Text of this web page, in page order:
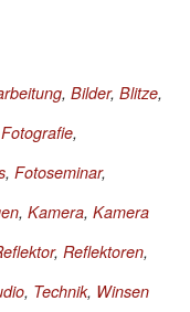
, Bilder, Blitze,
Fotografie,
, Fotoseminar,
, Kamera, Kamera
, Reflektoren,
, Technik, Winsen